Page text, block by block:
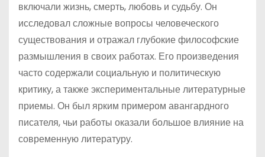
включали жизнь, смерть, любовь и судьбу. Он
исследовал сложные вопросы человеческого
существования и отражал глубокие философские
размышления в своих работах. Его произведения
часто содержали социальную и политическую
критику, а также экспериментальные литературные
приемы. Он был ярким примером авангардного
писателя, чьи работы оказали большое влияние на
современную литературу.